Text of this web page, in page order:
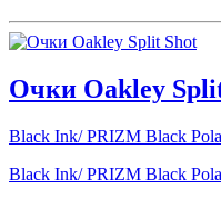
Очки Oakley
Black Ink/ PRIZM Black
Black Ink/ PRIZM Black